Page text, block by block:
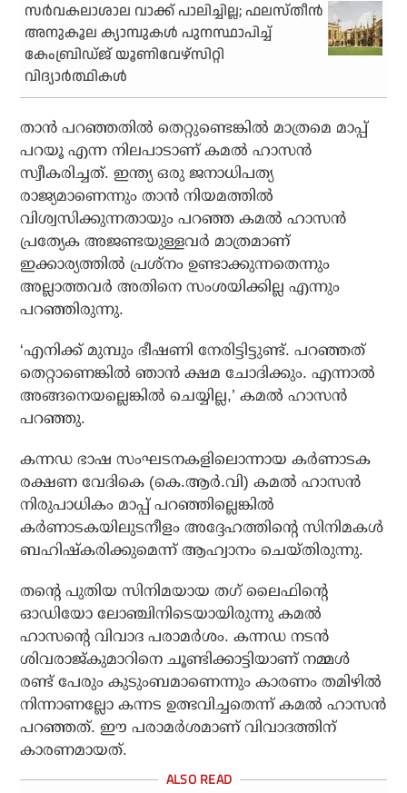
സര്‍വകലാശാല വാക്ക് പാലിച്ചില്ല; ഫലസ്തീന്‍
അനുകൂല ക്യാമ്പുകള്‍ പുനസ്ഥാപിച്ച്
കേംബ്രിഡ്ജ് യൂണിവേഴ്‌സിറ്റി
വിദ്യാര്‍ത്ഥികള്‍
താന്‍ പറഞ്ഞതില്‍ തെറ്റുണ്ടെങ്കില്‍ മാത്രമെ മാപ്പ്
പറയൂ എന്ന നിലപാടാണ് കമല്‍ ഹാസന്‍
സ്വീകരിച്ചത്. ഇന്ത്യ ഒരു ജനാധിപത്യ
രാജ്യമാണെന്നും താന്‍ നിയമത്തില്‍
വിശ്വസിക്കുന്നതായും പറഞ്ഞ കമല്‍ ഹാസന്‍
പ്രത്യേക അജണ്ടയുള്ളവര്‍ മാത്രമാണ്
ഇക്കാര്യത്തില്‍ പ്രശ്‌നം ഉണ്ടാക്കുന്നതെന്നും
അല്ലാത്തവര്‍ അതിനെ സംശയിക്കില്ല എന്നും
പറഞ്ഞിരുന്നു.
‘എനിക്ക് മുമ്പും ഭീഷണി നേരിട്ടിട്ടുണ്ട്. പറഞ്ഞത്
തെറ്റാണെങ്കില്‍ ഞാന്‍ ക്ഷമ ചോദിക്കും. എന്നാല്‍
അങ്ങനെയല്ലെങ്കില്‍ ചെയ്യില്ല,’ കമല്‍ ഹാസന്‍
പറഞ്ഞു.
കന്നഡ ഭാഷ സംഘടനകളിലൊന്നായ കര്‍ണാടക
രക്ഷണ വേദികെ (കെ.ആര്‍.വി) കമല്‍ ഹാസന്‍
നിരുപാധികം മാപ്പ് പറഞ്ഞില്ലെങ്കില്‍
കര്‍ണാടകയിലുടനീളം അദ്ദേഹത്തിന്റെ സിനിമകള്‍
ബഹിഷ്‌കരിക്കുമെന്ന് ആഹ്വാനം ചെയ്തിരുന്നു.
തന്റെ പുതിയ സിനിമയായ തഗ് ലൈഫിന്റെ
ഓഡിയോ ലോഞ്ചിനിടെയായിരുന്നു കമല്‍
ഹാസന്റെ വിവാദ പരാമര്‍ശം. കന്നഡ നടന്‍
ശിവരാജ്കുമാറിനെ ചൂണ്ടിക്കാട്ടിയാണ് നമ്മള്‍
രണ്ട് പേരും കുടുംബമാണെന്നും കാരണം തമിഴില്‍
നിന്നാണല്ലോ കന്നട ഉത്ഭവിച്ചതെന്ന് കമല്‍ ഹാസന്‍
പറഞ്ഞത്. ഈ പരാമര്‍ശമാണ് വിവാദത്തിന്
കാരണമായത്.